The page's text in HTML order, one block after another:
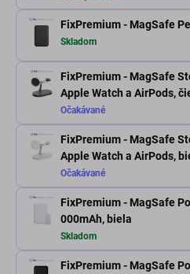
FixPremium - MagSafe
Skladom
FixPremium - MagSafe
Apple Watch a AirPods,
Očakávané
FixPremium - MagSafe
Apple Watch a AirPods,
Očakávané
FixPremium - MagSafe
000mAh, biela
Skladom
FixPremium - MagSafe